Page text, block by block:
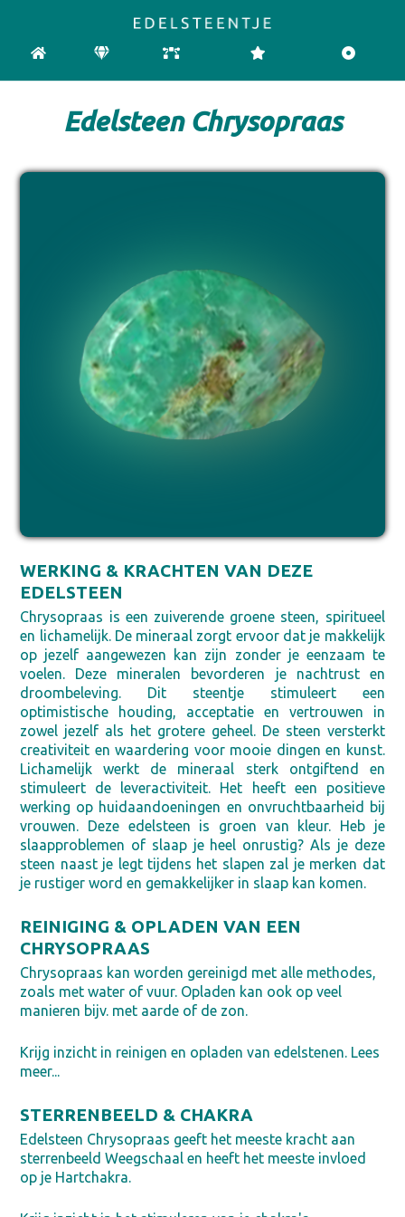
Edelsteen Chrysopraas
WERKING & KRACHTEN VAN DEZE
EDELSTEEN
Chrysopraas is een zuiverende groene steen, spiritueel
en lichamelijk. De mineraal zorgt ervoor dat je makkelijk
op jezelf aangewezen kan zijn zonder je eenzaam te
voelen. Deze mineralen bevorderen je nachtrust en
droombeleving. Dit steentje stimuleert een
optimistische houding, acceptatie en vertrouwen in
zowel jezelf als het grotere geheel. De steen versterkt
creativiteit en waardering voor mooie dingen en kunst.
Lichamelijk werkt de mineraal sterk ontgiftend en
stimuleert de leveractiviteit. Het heeft een positieve
werking op huidaandoeningen en onvruchtbaarheid bij
vrouwen. Deze edelsteen is groen van kleur. Heb je
slaapproblemen of slaap je heel onrustig? Als je deze
steen naast je legt tijdens het slapen zal je merken dat
je rustiger word en gemakkelijker in slaap kan komen.
REINIGING & OPLADEN VAN EEN
CHRYSOPRAAS
Chrysopraas kan worden gereinigd met alle methodes,
zoals met water of vuur. Opladen kan ook op veel
manieren bijv. met aarde of de zon.
Krijg inzicht in reinigen en opladen van edelstenen. Lees
meer...
STERRENBEELD & CHAKRA
Edelsteen Chrysopraas geeft het meeste kracht aan
sterrenbeeld Weegschaal en heeft het meeste invloed
op je Hartchakra.